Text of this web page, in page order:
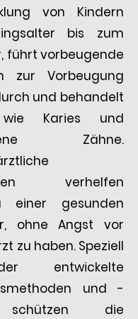
von Kindern
bis zum
führt vorbeugende
zur Vorbeugung
und behandelt
wie Karies und
Zähne.
verhelfen
einer gesunden
ohne Angst vor
zu haben. Speziell
entwickelte
und -
schützen die